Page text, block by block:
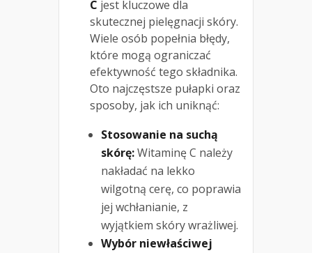
C jest kluczowe dla
skutecznej pielęgnacji skóry.
Wiele osób popełnia błędy,
które mogą ograniczać
efektywność tego składnika.
Oto najczęstsze pułapki oraz
sposoby, jak ich uniknąć:
Stosowanie na suchą
skórę:Witaminę C należy
nakładać na lekko
wilgotną cerę, co poprawia
jej wchłanianie, z
wyjątkiem skóry wrażliwej.
Wybór niewłaściwej